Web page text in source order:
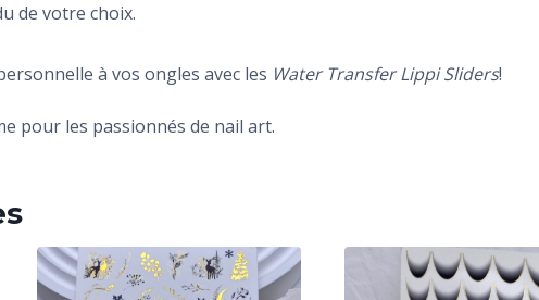
de votre choix.
à vos ongles avec les Water Transfer Lippi Sliders!
pour les passionnés de nail art.